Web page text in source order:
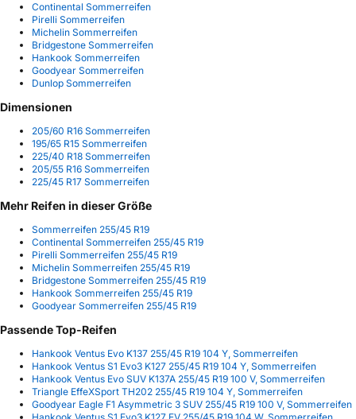
Continental Sommerreifen
Pirelli Sommerreifen
Michelin Sommerreifen
Bridgestone Sommerreifen
Hankook Sommerreifen
Goodyear Sommerreifen
Dunlop Sommerreifen
Dimensionen
205/60 R16 Sommerreifen
195/65 R15 Sommerreifen
225/40 R18 Sommerreifen
205/55 R16 Sommerreifen
225/45 R17 Sommerreifen
Mehr Reifen in dieser Größe
Sommerreifen 255/45 R19
Continental Sommerreifen 255/45 R19
Pirelli Sommerreifen 255/45 R19
Michelin Sommerreifen 255/45 R19
Bridgestone Sommerreifen 255/45 R19
Hankook Sommerreifen 255/45 R19
Goodyear Sommerreifen 255/45 R19
Passende Top-Reifen
Hankook Ventus Evo K137 255/45 R19 104 Y, Sommerreifen
Hankook Ventus S1 Evo3 K127 255/45 R19 104 Y, Sommerreifen
Hankook Ventus Evo SUV K137A 255/45 R19 100 V, Sommerreifen
Triangle EffeXSport TH202 255/45 R19 104 Y, Sommerreifen
Goodyear Eagle F1 Asymmetric 3 SUV 255/45 R19 100 V, Sommerreifen